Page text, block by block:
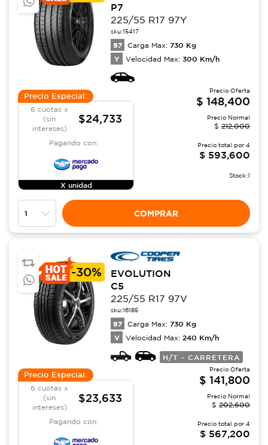
P7
225/55 R17 97Y
sku:15417
97 Carga Max: 730 Kg
Y Velocidad Max: 300 Km/h
Precio Especial:
6 cuotas x
(sin
intereses)
$24,733
Pagando con:
X unidad
Precio Oferta
$ 148,400
Precio Normal
$ 212,000
Precio total por 4
$ 593,600
Stock:1
COMPRAR
-30%
EVOLUTION
C5
225/55 R17 97V
sku:16185
97 Carga Max: 730 Kg
V Velocidad Max: 240 Km/h
H/T - CARRETERA
Precio Especial:
6 cuotas x
(sin
intereses)
$23,633
Pagando con:
Precio Oferta
$ 141,800
Precio Normal
$ 202,600
Precio total por 4
$ 567,200